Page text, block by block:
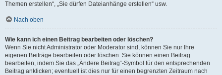
Themen erstellen“, „Sie dürfen Dateianhänge erstellen“ usw.
Nach oben
Wie kann ich einen Beitrag bearbeiten oder löschen?
Wenn Sie nicht Administrator oder Moderator sind, können Sie nur Ihre
eigenen Beiträge bearbeiten oder löschen. Sie können einen Beitrag
bearbeiten, indem Sie das „Ändere Beitrag“-Symbol für den entsprechenden
Beitrag anklicken; eventuell ist dies nur für einen begrenzten Zeitraum nach